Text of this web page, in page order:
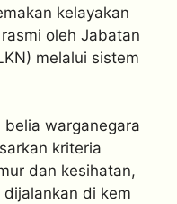
kelayakan
oleh Jabatan
melalui sistem
warganegara
kriteria
dan kesihatan,
di kem